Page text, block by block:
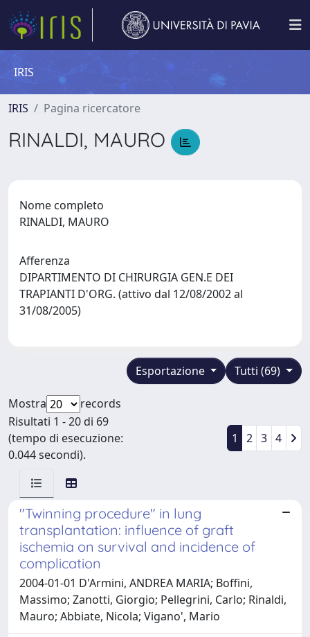
IRIS
IRIS Pagina ricercatore
RINALDI, MAURO
Nome completo
RINALDI, MAURO
Afferenza
DIPARTIMENTO DI CHIRURGIA GEN.E DEI
TRAPIANTI D'ORG. (attivo dal 12/08/2002 al
31/08/2005)
Tutti (69)
Esportazione
Mostra
records
Risultati 1 - 20 di 69
(tempo di esecuzione:
0.044 secondi).
1 2 3 4
"Twinning procedure" in lung
transplantation: influence of graft
ischemia on survival and incidence of
complication
2004-01-01 D'Armini, ANDREA MARIA; Boffini,
Massimo; Zanotti, Giorgio; Pellegrini, Carlo; Rinaldi,
Mauro; Abbiate, Nicola; Vigano', Mario